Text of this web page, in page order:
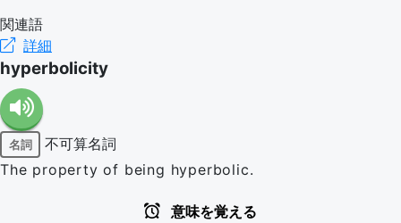
関連語
詳細
hyperbolicity
名詞
不可算名詞
The property of being hyperbolic.
意味を覚える